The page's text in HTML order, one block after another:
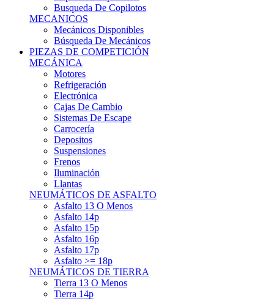
Busqueda De Copilotos
MECANICOS
Mecánicos Disponibles
Búsqueda De Mecánicos
PIEZAS DE COMPETICIÓN
MECÁNICA
Motores
Refrigeración
Electrónica
Cajas De Cambio
Sistemas De Escape
Carrocería
Depositos
Suspensiones
Frenos
Iluminación
Llantas
NEUMÁTICOS DE ASFALTO
Asfalto 13 O Menos
Asfalto 14p
Asfalto 15p
Asfalto 16p
Asfalto 17p
Asfalto >= 18p
NEUMÁTICOS DE TIERRA
Tierra 13 O Menos
Tierra 14p